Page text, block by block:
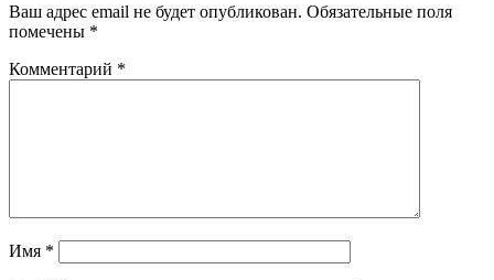
Ваш адрес email не будет опубликован. Обязательные поля
помечены *
Комментарий *
Имя *